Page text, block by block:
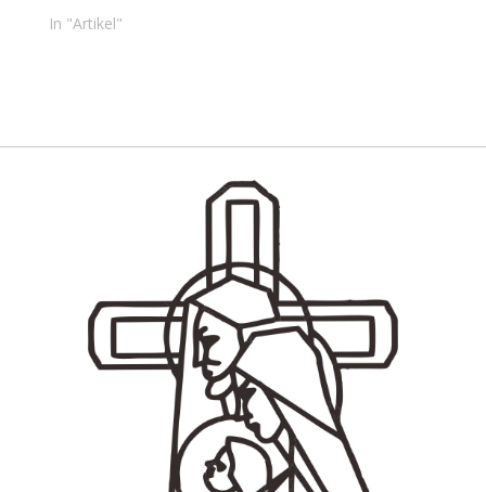
In "Artikel"